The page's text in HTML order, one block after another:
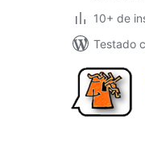
10+ de
Testado